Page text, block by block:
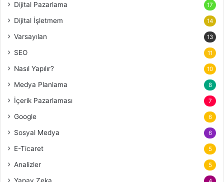
Dijital Pazarlama 17
Dijital İşletmem 14
Varsayılan 13
SEO 11
Nasıl Yapılır? 10
Medya Planlama 8
İçerik Pazarlaması 7
Google 6
Sosyal Medya 6
E-Ticaret 5
Analizler 5
Yapay Zeka